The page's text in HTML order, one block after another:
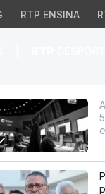
RTP ENSINA